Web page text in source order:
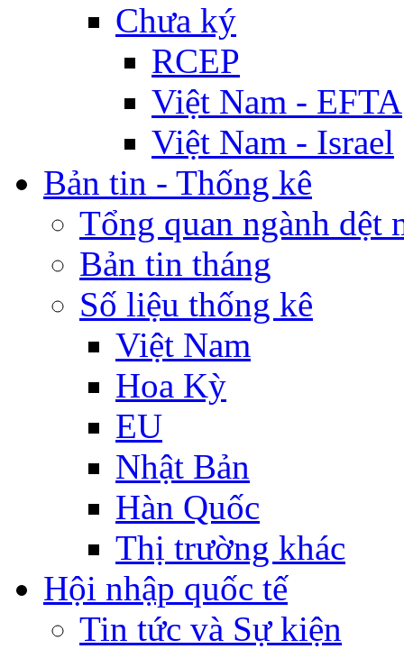
Chưa ký
RCEP
Việt Nam - EFTA
Việt Nam - Israel
Bản tin - Thống kê
Tổng quan ngành dệt
Bản tin tháng
Số liệu thống kê
Việt Nam
Hoa Kỳ
EU
Nhật Bản
Hàn Quốc
Thị trường khác
Hội nhập quốc tế
Tin tức và Sự kiện